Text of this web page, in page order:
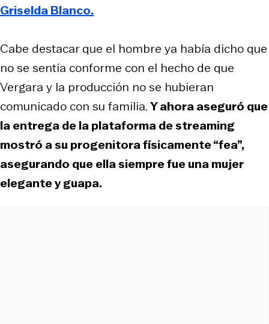
Griselda Blanco.
Cabe destacar que el hombre ya había dicho que
no se sentía conforme con el hecho de que
Vergara y la producción no se hubieran
comunicado con su familia.Y ahora aseguró que
la entrega de la plataforma de streaming
mostró a su progenitora físicamente “fea”,
asegurando que ella siempre fue una mujer
elegante y guapa.